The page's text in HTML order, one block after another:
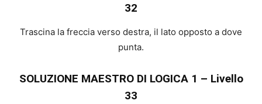
32
Trascina la freccia verso destra, il lato opposto a dove
punta.
SOLUZIONE MAESTRO DI LOGICA 1 – Livello
33